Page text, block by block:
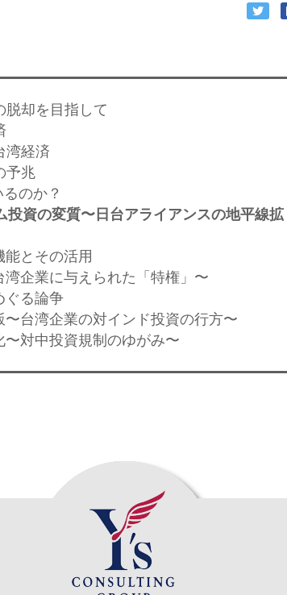
却を目指して
湾経済
予兆
のか？
資の変質〜日台アライアンスの地平線拡
とその活用
企業に与えられた「特権」〜
る論争
台湾企業の対インド投資の行方〜
対中投資規制のゆがみ〜